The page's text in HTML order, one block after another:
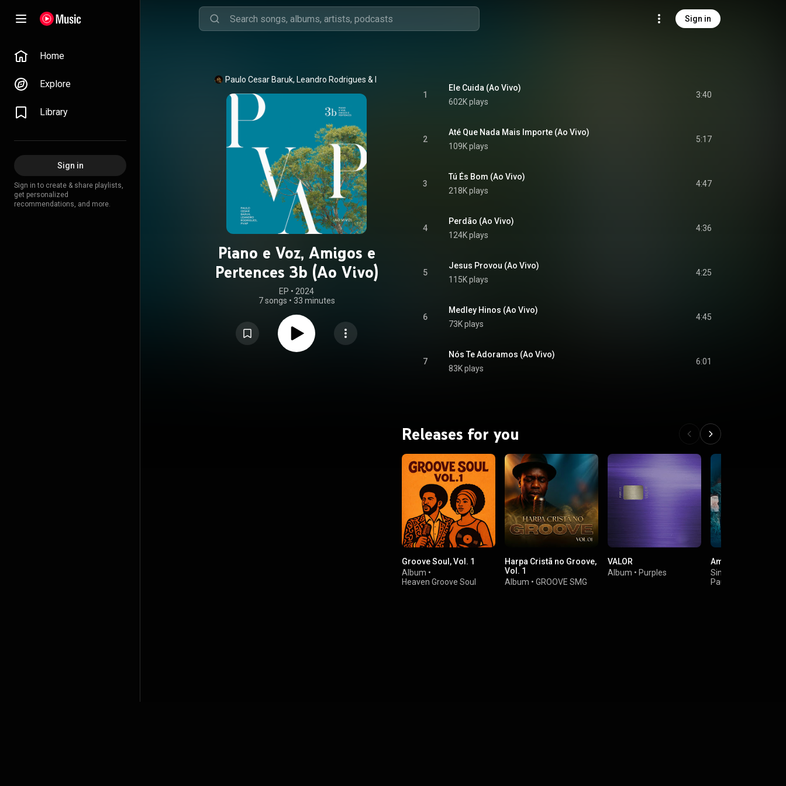
Sign in
Home
Explore
Library
Sign in
Sign in to create & share playlists,
get personalized
recommendations, and more.
Paulo Cesar Baruk, Leandro Rodrigues &
Piano e Voz, Amigos e
Pertences 3b (Ao Vivo)
EP • 2024
7 songs • 33 minutes
1
Ele Cuida (Ao Vivo)
602K plays
3:40
2
Até Que Nada Mais Importe (Ao Vivo)
109K plays
5:17
3
Tú És Bom (Ao Vivo)
218K plays
4:47
4
Perdão (Ao Vivo)
124K plays
4:36
5
Jesus Provou (Ao Vivo)
115K plays
4:25
6
Medley Hinos (Ao Vivo)
73K plays
4:45
7
Nós Te Adoramos (Ao Vivo)
83K plays
6:01
Releases for you
Groove Soul, Vol. 1
Album •
Heaven Groove Soul
Harpa Cristã no Groove,
Vol. 1
Album • GROOVE SMG
VALOR
Album • Purples
Amor Eterno (Ao
Single
Paulo Cesar Baruk